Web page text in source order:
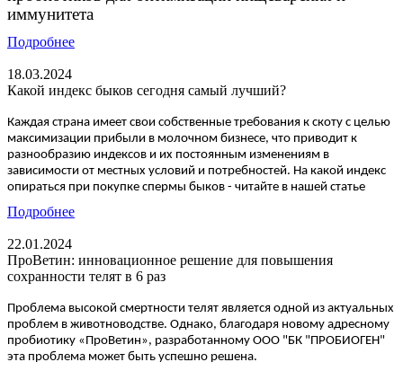
иммунитета
Подробнее
18.03.2024
Какой индекс быков сегодня самый лучший?
Каждая страна имеет свои собственные требования к скоту с целью
максимизации прибыли в молочном бизнесе, что приводит к
разнообразию индексов и их постоянным изменениям в
зависимости от местных условий и потребностей. На какой индекс
опираться при покупке спермы быков - читайте в нашей статье
Подробнее
22.01.2024
ПроВетин: инновационное решение для повышения
сохранности телят в 6 раз
Проблема высокой смертности телят является одной из актуальных
проблем в животноводстве. Однако, благодаря новому адресному
пробиотику «ПроВетин», разработанному ООО "БК "ПРОБИОГЕН"
эта проблема может быть успешно решена.